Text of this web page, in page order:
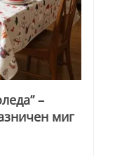
–
миг